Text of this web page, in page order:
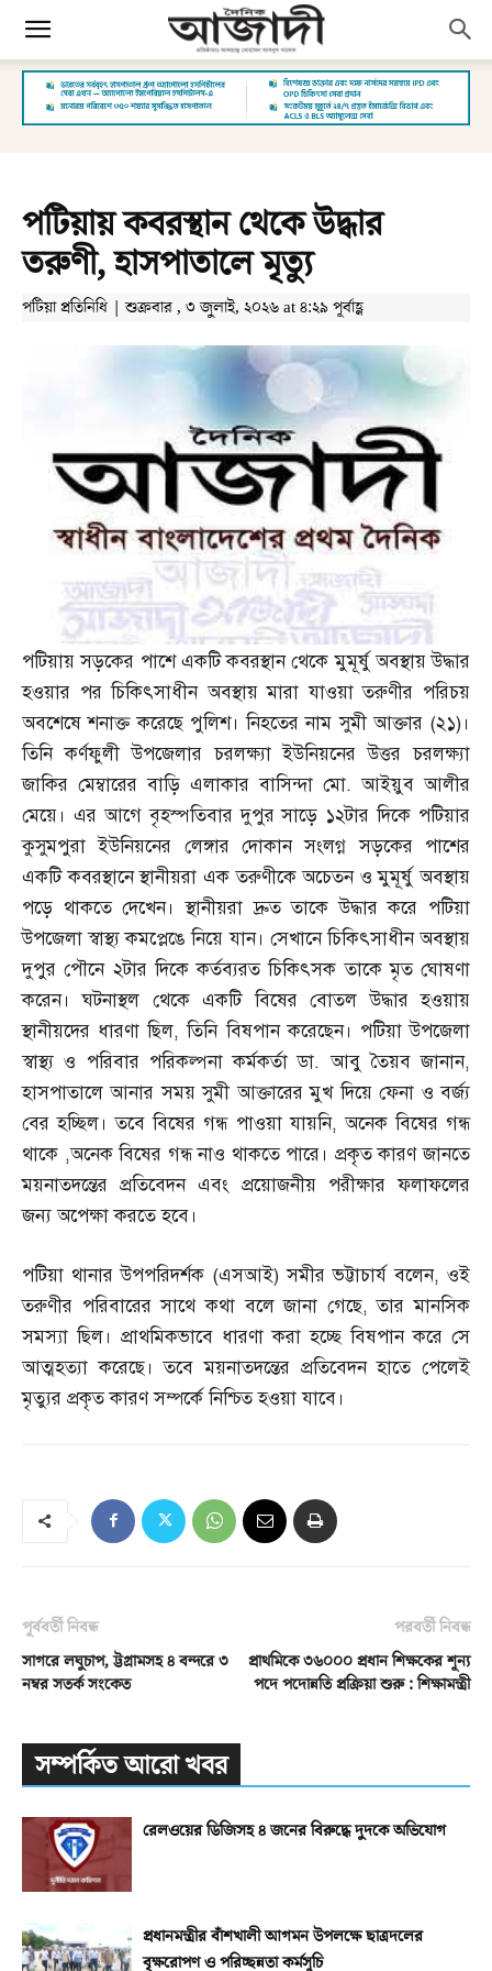
পটিয়ায় কবরস্থান থেকে উদ্ধার
তরুণী, হাসপাতালে মৃত্যু
পটিয়া প্রতিনিধি | শুক্রবার , ৩ জুলাই, ২০২৬ at ৪:২৯ পূর্বাহ্ণ
পটিয়ায় সড়কের পাশে একটি কবরস্থান থেকে মুমূর্ষু অবস্থায় উদ্ধার
হওয়ার পর চিকিৎসাধীন অবস্থায় মারা যাওয়া তরুণীর পরিচয়
অবশেষে শনাক্ত করেছে পুলিশ। নিহতের নাম সুমী আক্তার (২১)।
তিনি কর্ণফুলী উপজেলার চরলক্ষ্যা ইউনিয়নের উত্তর চরলক্ষ্যা
জাকির মেম্বারের বাড়ি এলাকার বাসিন্দা মো.আইয়ুব আলীর
মেয়ে। এর আগে বৃহস্পতিবার দুপুর সাড়ে ১২টার দিকে পটিয়ার
কুসুমপুরা ইউনিয়নের লেঙ্গার দোকান সংলগ্ন সড়কের পাশের
একটি কবরস্থানে স্থানীয়রা এক তরুণীকে অচেতন ও মুমূর্ষু অবস্থায়
পড়ে থাকতে দেখেন। স্থানীয়রা দ্রুত তাকে উদ্ধার করে পটিয়া
উপজেলা স্বাস্থ্য কমপ্লেঙে নিয়ে যান। সেখানে চিকিৎসাধীন অবস্থায়
দুপুর পৌনে ২টার দিকে কর্তব্যরত চিকিৎসক তাকে মৃত ঘোষণা
করেন। ঘটনাস্থল থেকে একটি বিষের বোতল উদ্ধার হওয়ায়
স্থানীয়দের ধারণা ছিল,তিনি বিষপান করেছেন। পটিয়া উপজেলা
স্বাস্থ্য ও পরিবার পরিকল্পনা কর্মকর্তা ডা.আবু তৈয়ব জানান,
হাসপাতালে আনার সময় সুমী আক্তারের মুখ দিয়ে ফেনা ও বর্জ্য
বের হচ্ছিল। তবে বিষের গন্ধ পাওয়া যায়নি,অনেক বিষের গন্ধ
থাকে ,অনেক বিষের গন্ধ নাও থাকতে পারে। প্রকৃত কারণ জানতে
ময়নাতদন্তের প্রতিবেদন এবং প্রয়োজনীয় পরীক্ষার ফলাফলের
জন্য অপেক্ষা করতে হবে।
পটিয়া থানার উপপরিদর্শক (এসআই)সমীর ভট্টাচার্য বলেন, ওই
তরুণীর পরিবারের সাথে কথা বলে জানা গেছে,তার মানসিক
সমস্যা ছিল। প্রাথমিকভাবে ধারণা করা হচ্ছে বিষপান করে সে
আত্মহত্যা করেছে। তবে ময়নাতদন্তের প্রতিবেদন হাতে পেলেই
মৃত্যুর প্রকৃত কারণ সম্পর্কে নিশ্চিত হওয়া যাবে।
পূর্ববর্তী নিবন্ধ
সাগরে লঘুচাপ, ট্টগ্রামসহ ৪ বন্দরে ৩
নম্বর সতর্ক সংকেত
পরবর্তী নিবন্ধ
প্রাথমিকে ৩৬০০০ প্রধান শিক্ষকের শূন্য
পদে পদোন্নতি প্রক্রিয়া শুরু : শিক্ষামন্ত্রী
সম্পর্কিত আরো খবর
রেলওয়ের ডিজিসহ ৪ জনের বিরুদ্ধে দুদকে অভিযোগ
প্রধানমন্ত্রীর বাঁশখালী আগমন উপলক্ষে ছাত্রদলের
বৃক্ষরোপণ ও পরিচ্ছন্নতা কর্মসূচি